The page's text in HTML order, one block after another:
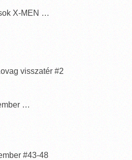
X-MEN …
visszatér #2
…
#43-48